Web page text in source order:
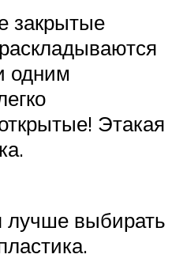
закрытые
одним
Этакая
лучше выбирать